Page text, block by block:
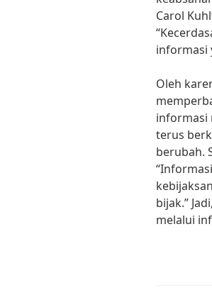
Carol
informasi
Oleh
informasi
terus
berubah.
bijak.”
melalui